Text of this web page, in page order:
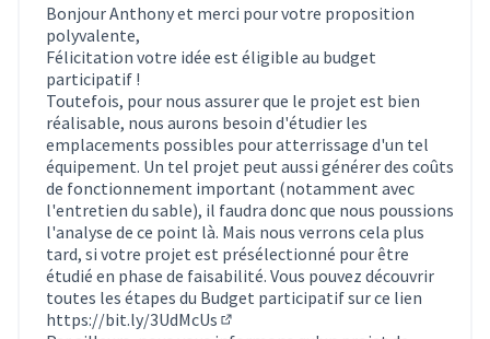
Bonjour Anthony et merci pour votre proposition
polyvalente,
Félicitation votre idée est éligible au budget
participatif !
Toutefois, pour nous assurer que le projet est bien
réalisable, nous aurons besoin d'étudier les
emplacements possibles pour atterrissage d'un tel
équipement. Un tel projet peut aussi générer des coûts
de fonctionnement important (notamment avec
l'entretien du sable), il faudra donc que nous poussions
l'analyse de ce point là. Mais nous verrons cela plus
tard, si votre projet est présélectionné pour être
étudié en phase de faisabilité. Vous pouvez découvrir
toutes les étapes du Budget participatif sur ce lien
https://bit.ly/3UdMcUs